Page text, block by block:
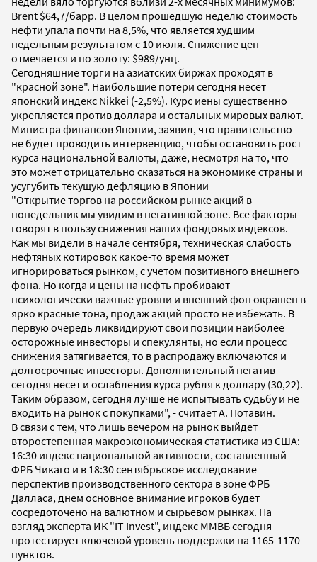
Brent $64,7/барр. В целом прошедшую неделю стоимость
нефти упала почти на 8,5%, что является худшим
недельным результатом с 10 июля. Снижение цен
отмечается и по золоту: $989/унц.
Сегодняшние торги на азиатских биржах проходят в
"красной зоне". Наибольшие потери сегодня несет
японский индекс Nikkei (-2,5%). Курс иены существенно
укрепляется против доллара и остальных мировых валют.
Министра финансов Японии, заявил, что правительство
не будет проводить интервенцию, чтобы остановить рост
курса национальной валюты, даже, несмотря на то, что
это может отрицательно сказаться на экономике страны и
усугубить текущую дефляцию в Японии
"Открытие торгов на российском рынке акций в
понедельник мы увидим в негативной зоне. Все факторы
говорят в пользу снижения наших фондовых индексов.
Как мы видели в начале сентября, техническая слабость
нефтяных котировок какое-то время может
игнорироваться рынком, с учетом позитивного внешнего
фона. Но когда и цены на нефть пробивают
психологически важные уровни и внешний фон окрашен в
ярко красные тона, продаж акций просто не избежать. В
первую очередь ликвидируют свои позиции наиболее
осторожные инвесторы и спекулянты, но если процесс
снижения затягивается, то в распродажу включаются и
долгосрочные инвесторы. Дополнительный негатив
сегодня несет и ослабления курса рубля к доллару (30,22).
Таким образом, сегодня лучше не испытывать судьбу и не
входить на рынок с покупками", - считает А. Потавин.
В связи с тем, что лишь вечером на рынок выйдет
второстепенная макроэкономическая статистика из США:
16:30 индекс национальной активности, составленный
ФРБ Чикаго и в 18:30 сентябрьское исследование
перспектив производственного сектора в зоне ФРБ
Далласа, днем основное внимание игроков будет
сосредоточено на валютном и сырьевом рынках. На
взгляд эксперта ИК "IT Invest", индекс ММВБ сегодня
протестирует ключевой уровень поддержки на 1165-1170
пунктов.